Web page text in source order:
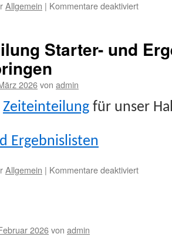
Allgemein | Kommentare deaktiviertfür
vielen
Starter- und
2026von admin
Zeiteinteilung für unser
Ergebnislisten
Allgemein | Kommentare deaktiviertfür
2026von admin